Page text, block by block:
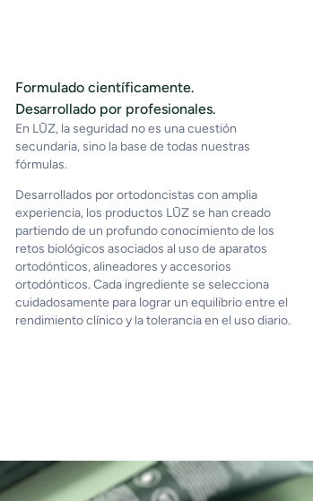
Formulado científicamente.
Desarrollado por profesionales.
En LŪZ, la seguridad no es una cuestión
secundaria, sino la base de todas nuestras
fórmulas.
Desarrollados por ortodoncistas con amplia
experiencia, los productos LŪZ se han creado
partiendo de un profundo conocimiento de los
retos biológicos asociados al uso de aparatos
ortodónticos, alineadores y accesorios
ortodónticos. Cada ingrediente se selecciona
cuidadosamente para lograr un equilibrio entre el
rendimiento clínico y la tolerancia en el uso diario.